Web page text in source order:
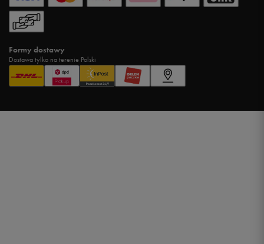
Formy dostawy
Dostawa tylko na terenie Polski